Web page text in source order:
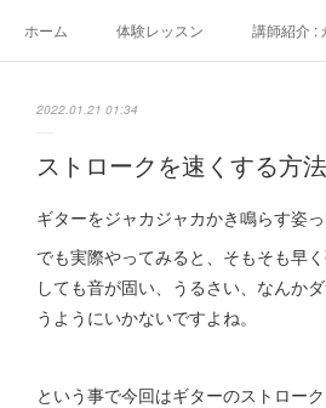
ホーム 体験レッスン 講師紹介 :
2022.01.21 01:34
ストロークを速くする方法
ギターをジャカジャカかき鳴らす姿
でも実際やってみると、そもそも早
しても音が固い、うるさい、なんか
うようにいかないですよね。
という事で今回はギターのストロー